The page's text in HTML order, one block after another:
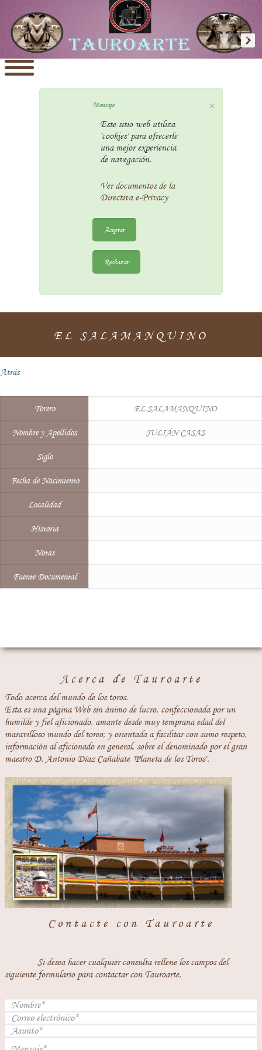
×
Mensaje
Este sitio web utiliza
'cookies' para ofrecerle
una mejor experiencia
de navegación.
Ver documentos de la
Directiva e-Privacy
Aceptar
Rechazar
EL SALAMANQUINO
Atrás
Torero EL SALAMANQUINO
Nombre y Apellidos JULIÁN CASAS
Siglo
Fecha de Nacimiento
Localidad
Historia
Notas
Fuente Documental
Acerca de Tauroarte
Todo acerca del mundo de los toros.
Esta es una página Web sin ánimo de lucro, confeccionada por un
humilde y fiel aficionado, amante desde muy temprana edad del
maravilloso mundo del toreo; y orientada a facilitar con sumo respeto,
información al aficionado en general, sobre el denominado por el gran
maestro D. Antonio Díaz Cañabate "Planeta de los Toros".
Contacte con Tauroarte
Si desea hacer cualquier consulta rellene los campos del
siguiente formulario para contactar con Tauroarte.